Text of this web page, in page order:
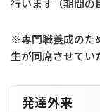
行います（期間の
※専門職養成のた
生が同席させてい
発達外来